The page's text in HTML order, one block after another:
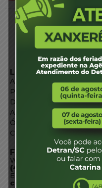
LINKS EXTERNOS
Agência de Notícias
Portal de Serviços
Diário Oficial
Acesso à Informação
Órgãos do Governo
Conheça SC
FALE CONOSCO
WhatsApp:
(48) 3664-1800
E-mail: